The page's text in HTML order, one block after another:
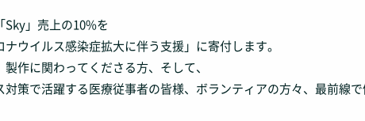
Sky」売上の10%を
ウイルス感染症拡大に伴う支援」に寄付します。
作に関わってくださる方、そして、
策で活躍する医療従事者の皆様、ボランティアの方々、最前線で